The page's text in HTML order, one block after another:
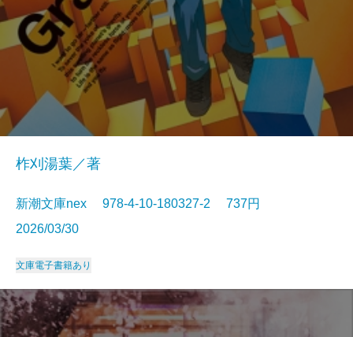
柞刈湯葉／著
新潮文庫nex 978-4-10-180327-2 737円
2026/03/30
文庫電子書籍あり